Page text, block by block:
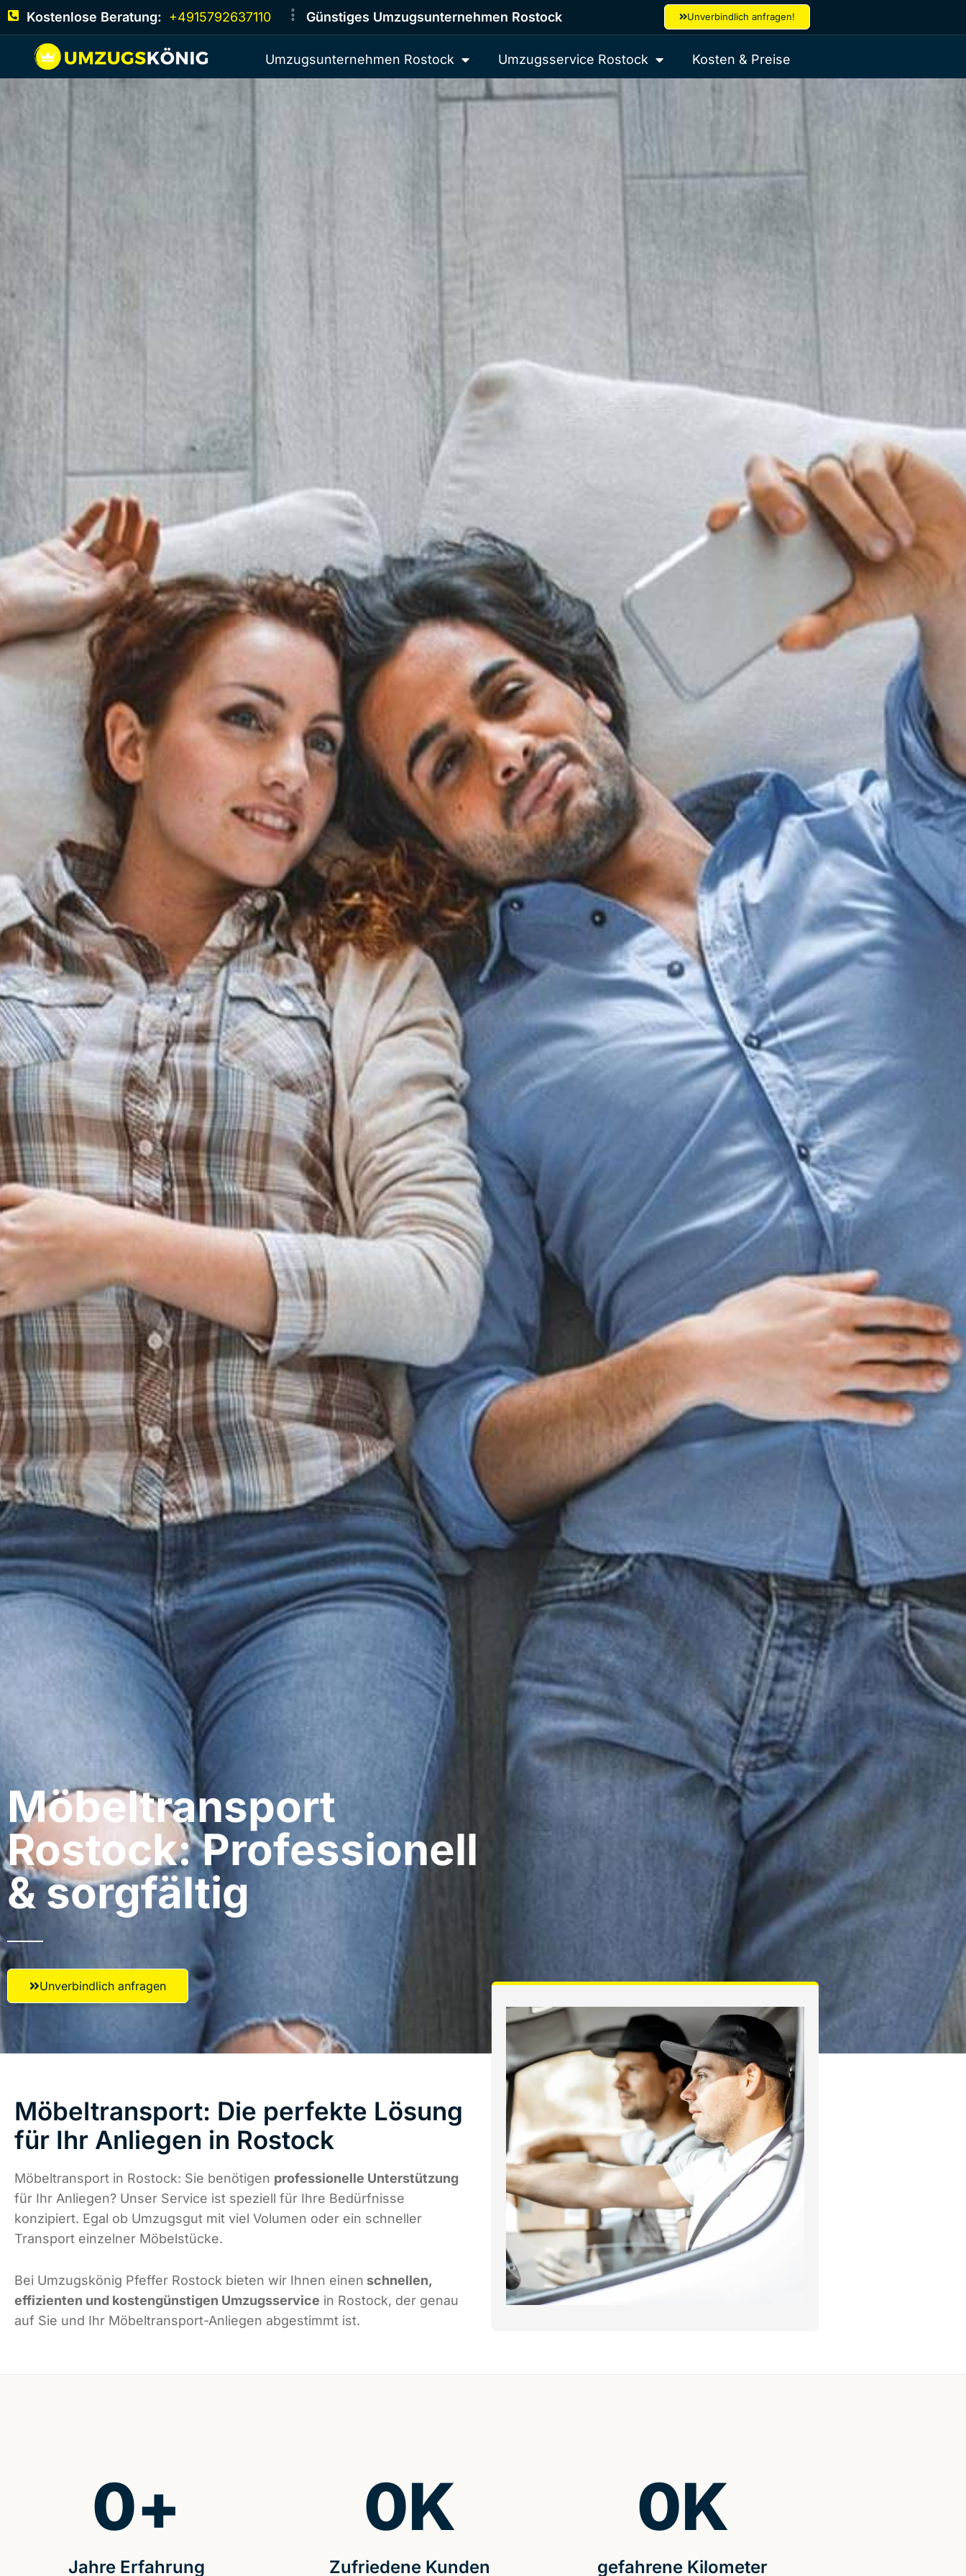
Kostenlose Beratung: +4915792637110 Günstiges Umzugsunternehmen Rostock Unverbindlich anfragen!
Umzugsunternehmen Rostock Umzugsservice Rostock Kosten & Preise
Möbeltransport
Rostock: Professionell
& sorgfältig
Unverbindlich anfragen
Möbeltransport: Die perfekte Lösung
für Ihr Anliegen in Rostock
Möbeltransport in Rostock: Sie benötigen professionelle Unterstützung
für Ihr Anliegen? Unser Service ist speziell für Ihre Bedürfnisse
konzipiert. Egal ob Umzugsgut mit viel Volumen oder ein schneller
Transport einzelner Möbelstücke.
Bei Umzugskönig Pfeffer Rostock bieten wir Ihnen einen schnellen,
effizienten und kostengünstigen Umzugsservice in Rostock, der genau
auf Sie und Ihr Möbeltransport-Anliegen abgestimmt ist.
Jahre Erfahrung
0+
Zufriedene Kunden
0K
gefahrene Kilometer
0K